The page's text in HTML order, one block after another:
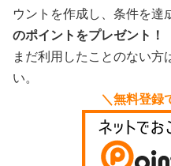
ウントを作成し、条件を達
のポイントをプレゼント！
まだ利用したことのない方
い。
＼無料登録